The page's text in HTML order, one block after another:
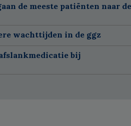
de meeste patiënten naar de
wachttijden in de ggz
bij